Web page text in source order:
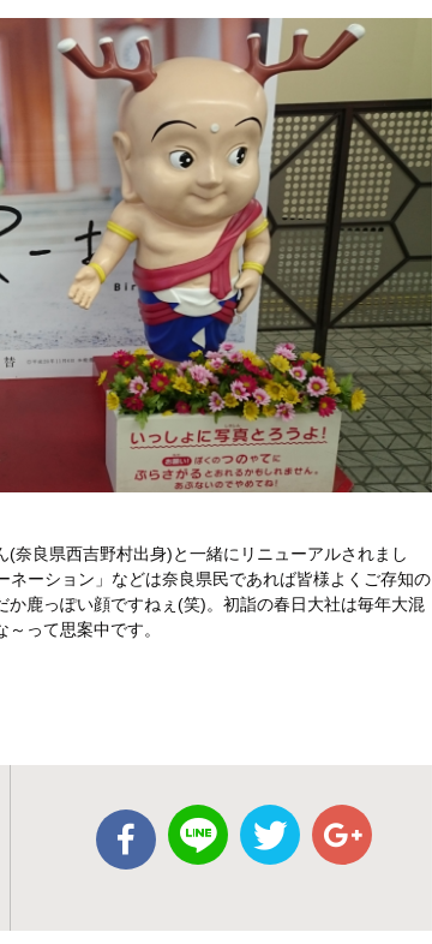
奈良県西吉野村出身)と一緒にリニューアルされまし
ーション」などは奈良県民であれば皆様よくご存知の
鹿っぽい顔ですねぇ(笑)。初詣の春日大社は毎年大混
って思案中です。